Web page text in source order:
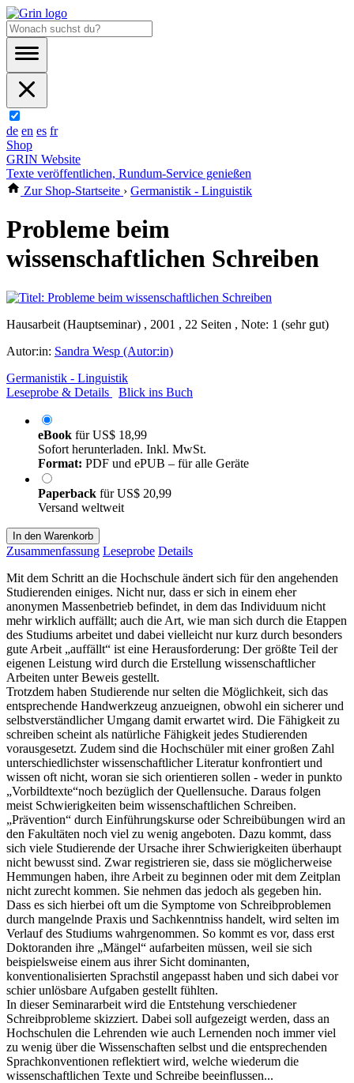
de en es fr
Shop
GRIN Website
Texte veröffentlichen, Rundum-Service genießen
Zur Shop-Startseite › Germanistik - Linguistik
Probleme beim
wissenschaftlichen Schreiben
Hausarbeit (Hauptseminar) , 2001 , 22 Seiten , Note: 1 (sehr gut)
Autor:in: Sandra Wesp (Autor:in)
Germanistik - Linguistik
Leseprobe & Details
Blick ins Buch
eBook fürUS$ 18,99
Sofort herunterladen. Inkl. MwSt.
Format: PDF und ePUB – für alle Geräte
Paperback fürUS$ 20,99
Versand weltweit
In den Warenkorb
Zusammenfassung Leseprobe Details
Mit dem Schritt an die Hochschule ändert sich für den angehenden
Studierenden einiges. Nicht nur, dass er sich in einem eher
anonymen Massenbetrieb befindet, in dem das Individuum nicht
mehr wirklich auffällt; auch die Art, wie man sich durch die Etappen
des Studiums arbeitet und dabei vielleicht nur kurz durch besonders
gute Arbeit „auffällt“ ist eine Herausforderung: Der größte Teil der
eigenen Leistung wird durch die Erstellung wissenschaftlicher
Arbeiten unter Beweis gestellt.
Trotzdem haben Studierende nur selten die Möglichkeit, sich das
entsprechende Handwerkzeug anzueignen, obwohl ein sicherer und
selbstverständlicher Umgang damit erwartet wird. Die Fähigkeit zu
schreiben scheint als natürliche Fähigkeit jedes Studierenden
vorausgesetzt. Zudem sind die Hochschüler mit einer großen Zahl
unterschiedlichster wissenschaftlicher Literatur konfrontiert und
wissen oft nicht, woran sie sich orientieren sollen - weder in punkto
„Vorbildtexte“noch bezüglich der Quellensuche. Daraus folgen
meist Schwierigkeiten beim wissenschaftlichen Schreiben.
„Prävention“ durch Einführungskurse oder Schreibübungen wird an
den Fakultäten noch viel zu wenig angeboten. Dazu kommt, dass
sich viele Studierende der Ursache ihrer Schwierigkeiten überhaupt
nicht bewusst sind. Zwar registrieren sie, dass sie möglicherweise
Hemmungen haben, ihre Arbeit zu beginnen oder mit dem Zeitplan
nicht zurecht kommen. Sie nehmen das jedoch als gegeben hin.
Dass es sich hierbei oft um die Symptome von Schreibproblemen
durch mangelnde Praxis und Sachkenntniss handelt, wird selten im
Verlauf des Studiums wahrgenommen. So kommt es vor, dass erst
Doktoranden ihre „Mängel“ aufarbeiten müssen, weil sie sich
beispielsweise einem aus ihrer Sicht dominanten,
konventionalisierten Sprachstil angepasst haben und sich dabei vor
schier unlösbare Aufgaben gestellt fühlten.
In dieser Seminararbeit wird die Entstehung verschiedener
Schreibprobleme skizziert. Dabei soll aufgezeigt werden, dass an
Hochschulen die Lehrenden wie auch Lernenden noch immer viel
zu wenig über die Wissenschaften selbst und die entsprechenden
Sprachkonventionen reflektiert wird, welche wiederum die
wissenschaftlichen Texte und Schreibe beeinflussen...